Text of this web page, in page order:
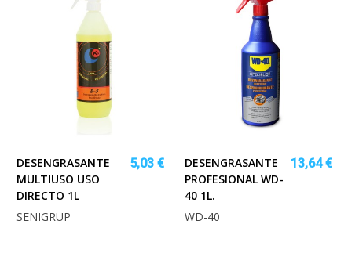
DESENGRASANTE
MULTIUSO USO
DIRECTO 1L
5,03 €
SENIGRUP
DESENGRASANTE
PROFESIONAL WD-
40 1L.
13,64 €
WD-40